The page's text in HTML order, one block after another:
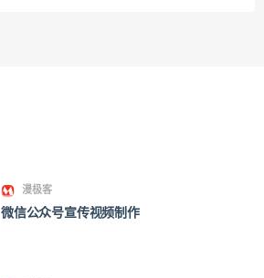
漫极客
微信公众号宣传视频制作